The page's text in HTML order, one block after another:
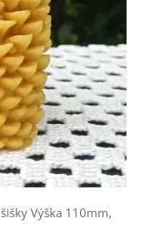
Výška 110mm,